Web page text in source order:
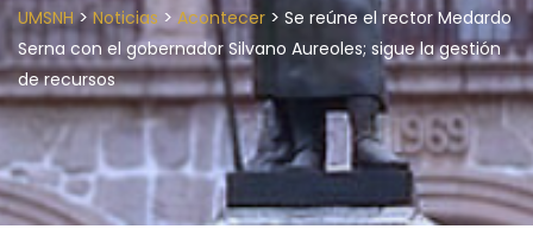
UMSNH> Noticias > Acontecer > Se reúne el rector Medardo
Serna con el gobernador Silvano Aureoles; sigue la gestión
de recursos